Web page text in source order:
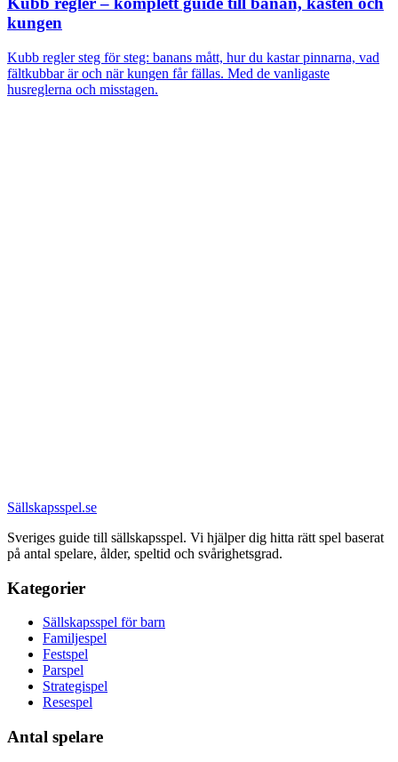
kungen
Kubb regler steg för steg: banans mått, hur du kastar pinnarna, vad
fältkubbar är och när kungen får fällas. Med de vanligaste
husreglerna och misstagen.
Sällskapsspel.se
Sveriges guide till sällskapsspel. Vi hjälper dig hitta rätt spel baserat
på antal spelare, ålder, speltid och svårighetsgrad.
Kategorier
Sällskapsspel för barn
Familjespel
Festspel
Parspel
Strategispel
Resespel
Antal spelare